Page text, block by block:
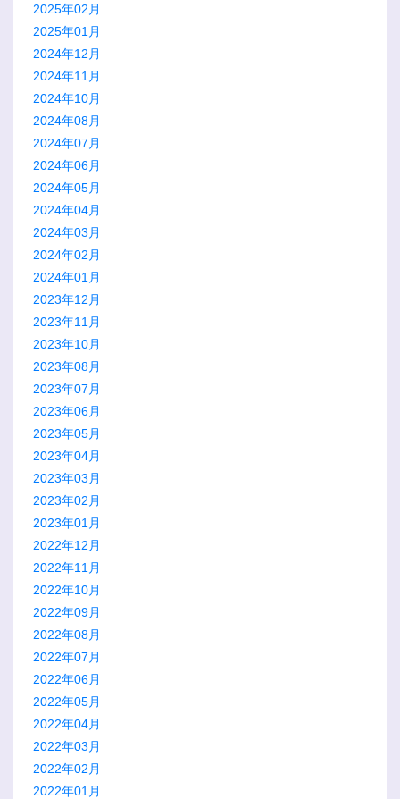
2025年02月
2025年01月
2024年12月
2024年11月
2024年10月
2024年08月
2024年07月
2024年06月
2024年05月
2024年04月
2024年03月
2024年02月
2024年01月
2023年12月
2023年11月
2023年10月
2023年08月
2023年07月
2023年06月
2023年05月
2023年04月
2023年03月
2023年02月
2023年01月
2022年12月
2022年11月
2022年10月
2022年09月
2022年08月
2022年07月
2022年06月
2022年05月
2022年04月
2022年03月
2022年02月
2022年01月